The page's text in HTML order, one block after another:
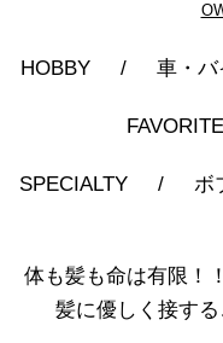
HOBBY / 車・バイ
SPECIALTY / ボブ
体も髪も命は有限！
髪に優しく接する